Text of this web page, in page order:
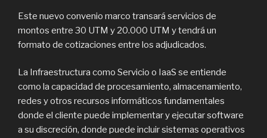
Este nuevo convenio marco transará servicios de
montos entre 30 UTM y 20.000 UTM y tendrá un
formato de cotizaciones entre los adjudicados.
La Infraestructura como Servicio o IaaS se entiende
como la capacidad de procesamiento, almacenamiento,
redes y otros recursos informáticos fundamentales
donde el cliente puede implementar y ejecutar software
a su discreción, donde puede incluir sistemas operativos